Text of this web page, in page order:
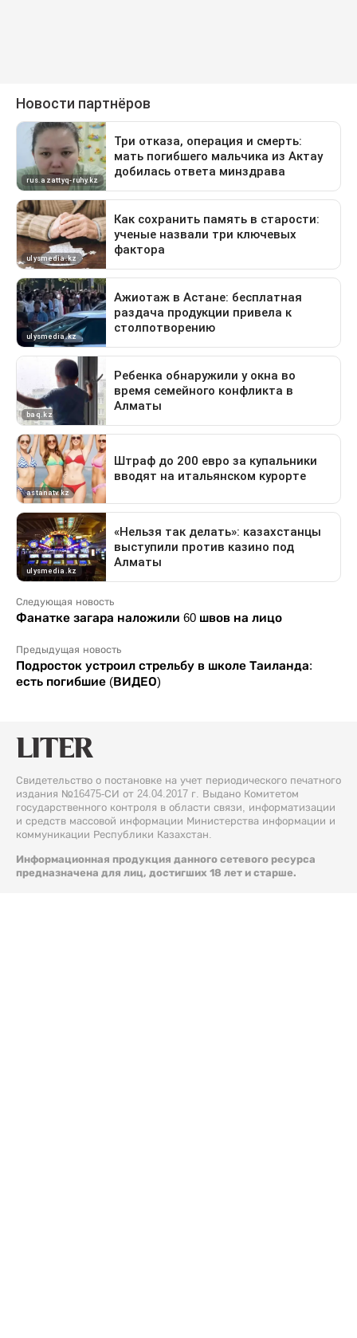
Следующая новость
Фанатке загара наложили 60 швов на лицо
Предыдущая новость
Подросток устроил стрельбу в школе Таиланда:
есть погибшие (ВИДЕО)
Свидетельство о постановке на учет периодического печатного
издания №16475-СИ от 24.04.2017 г. Выдано Комитетом
государственного контроля в области связи, информатизации
и средств массовой информации Министерства информации и
коммуникации Республики Казахстан.
Информационная продукция данного сетевого ресурса
предназначена для лиц, достигших 18 лет и старше.